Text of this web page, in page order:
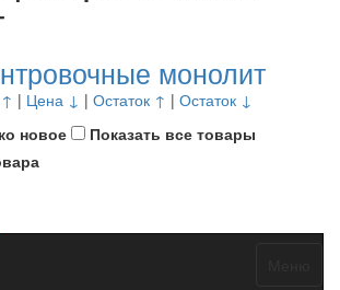
монолит
| Цена ↓ | Остаток ↑ | Остаток ↓
новое
Показать все товары